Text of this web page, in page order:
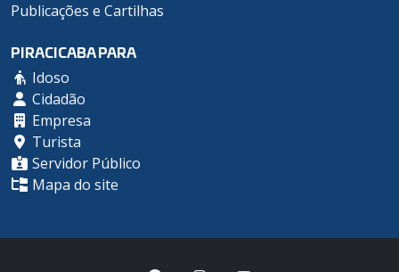
Publicações e Cartilhas
PIRACICABA PARA
Idoso
Cidadão
Empresa
Turista
Servidor Público
Mapa do site